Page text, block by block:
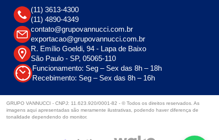
(11) 3613-4300
(11) 4890-4349
contato@grupovannucci.com.br
exportacao@grupovannucci.com.br
R. Emílio Goeldi, 94 - Lapa de Baixo
São Paulo - SP, 05065-110
Funcionamento: Seg – Sex das 8h – 18h
Recebimento: Seg – Sex das 8h – 16h
GRUPO VANNUCCI - CNPJ: 11.623.920/0001-82 - © Todos os direitos reservados. As
imagens aqui apresentadas são meramente ilustrativas, podendo haver diferença de
tonalidade dependendo do monitor.